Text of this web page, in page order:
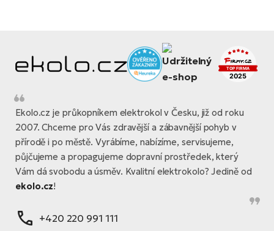
Ekolo.cz je průkopníkem elektrokol v Česku, již od roku
2007. Chceme pro Vás zdravější a zábavnější pohyb v
přírodě i po městě. Vyrábíme, nabízíme, servisujeme,
půjčujeme a propagujeme dopravní prostředek, který
Vám dá svobodu a úsměv. Kvalitní elektrokolo? Jedině od
ekolo.cz!
+420 220 991 111